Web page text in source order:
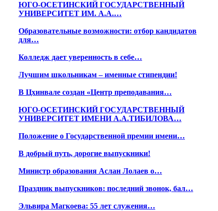
ЮГО-ОСЕТИНСКИЙ ГОСУДАРСТВЕННЫЙ
УНИВЕРСИТЕТ ИМ. А.А.…
Образовательные возможности: отбор кандидатов
для…
Колледж дает уверенность в себе…
Лучшим школьникам – именные стипендии!
В Цхинвале создан «Центр преподавания…
ЮГО-ОСЕТИНСКИЙ ГОСУДАРСТВЕННЫЙ
УНИВЕРСИТЕТ ИМЕНИ А.А.ТИБИЛОВА…
Положение о Государственной премии имени…
В добрый путь, дорогие выпускники!
Министр образования Аслан Лолаев о…
Праздник выпускников: последний звонок, бал…
Эльвира Магкоева: 55 лет служения…